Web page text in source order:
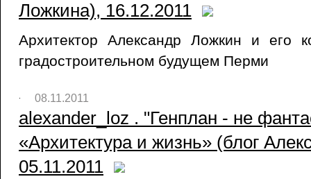
Ложкина), 16.12.2011
Архитектор Александр Ложкин и его
градостроительном будущем Перми
08.11.2011
alexander_loz . "Генплан - не
«Архитектура и жизнь» (блог
05.11.2011